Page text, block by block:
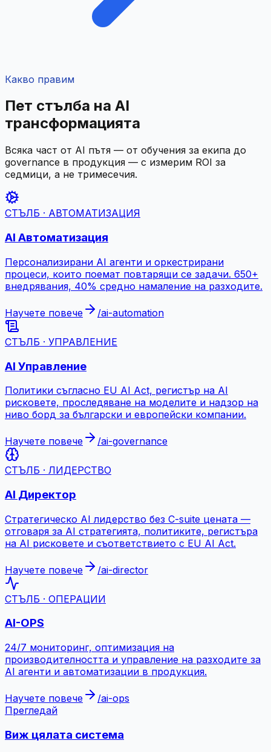
Какво правим
Пет стълба на AI
трансформацията
Всяка част от AI пътя — от обучения за екипа до
governance в продукция — с измерим ROI за
седмици, а не тримесечия.
СТЪЛБ · АВТОМАТИЗАЦИЯ
AI Автоматизация
Персонализирани AI агенти и оркестрирани
процеси, които поемат повтарящи се задачи. 650+
внедрявания, 40% средно намаление на разходите.
Научете повече /ai-automation
СТЪЛБ · УПРАВЛЕНИЕ
AI Управление
Политики съгласно EU AI Act, регистър на AI
рисковете, проследяване на моделите и надзор на
ниво борд за български и европейски компании.
Научете повече /ai-governance
СТЪЛБ · ЛИДЕРСТВО
AI Директор
Стратегическо AI лидерство без C-suite цената —
отговаря за AI стратегията, политиките, регистъра
на AI рисковете и съответствието с EU AI Act.
Научете повече /ai-director
СТЪЛБ · ОПЕРАЦИИ
AI-OPS
24/7 мониторинг, оптимизация на
производителността и управление на разходите за
AI агенти и автоматизации в продукция.
Научете повече /ai-ops
Прегледай
Виж цялата система